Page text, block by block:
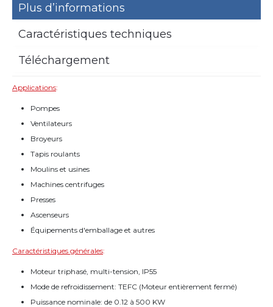
Plus d’informations
Caractéristiques techniques
Téléchargement
Applications:
Pompes
Ventilateurs
Broyeurs
Tapis roulants
Moulins et usines
Machines centrifuges
Presses
Ascenseurs
Équipements d'emballage et autres
Caractéristiques générales:
Moteur triphasé, multi-tension, IP55
Mode de refroidissement: TEFC (Moteur entièrement fermé)
Puissance nominale: de 0.12 à 500 KW